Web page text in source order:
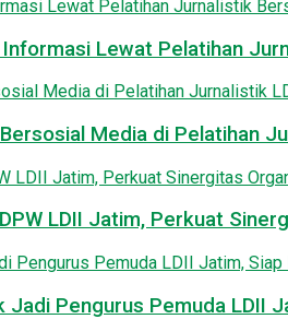
Lewat Pelatihan
Media di Pelatihan
LDII Jatim, Perkuat
Jadi Pengurus Pemuda LDII